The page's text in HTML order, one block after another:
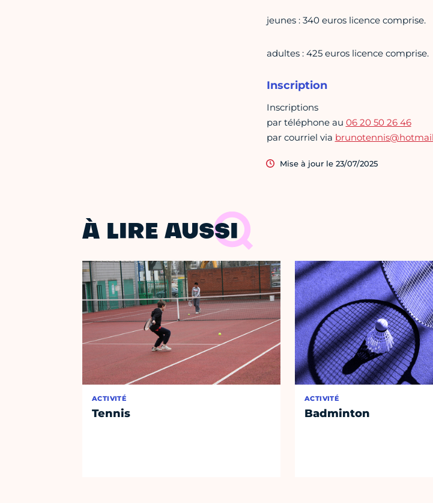
jeunes : 340 euros licence comprise.
adultes : 425 euros licence comprise.
Inscription
Inscriptions
par téléphone au 06 20 50 26 46
par courriel via
Mise à jour le 23/07/2025
À LIRE AUSSI
ACTIVITÉ
Tennis
ACTIVITÉ
Badminton